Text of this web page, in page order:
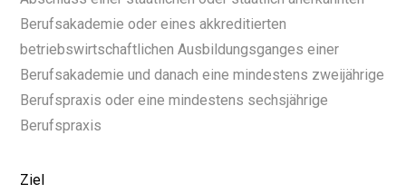
Berufsakademie oder eines akkreditierten
betriebswirtschaftlichen Ausbildungsganges einer
Berufsakademie und danach eine mindestens zweijährige
Berufspraxis odereine mindestens sechsjährige
Berufspraxis
Ziel